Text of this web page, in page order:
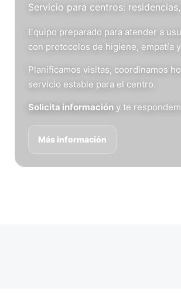
Servicio para centros:
Equipo preparado para atender a
con protocolos de higiene, empatía
Planificamos visitas, coordinamos
servicio estable para el centro.
Solicita información y te
Más información